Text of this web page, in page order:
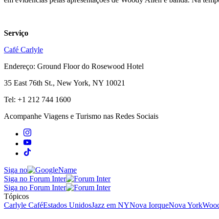
Serviço
Café Carlyle
Endereço: Ground Floor do Rosewood Hotel
35 East 76th St., New York, NY 10021
Tel: +1 212 744 1600
Acompanhe Viagens e Turismo nas Redes Sociais
Siga no
Siga no Forum Inter
Siga no Forum Inter
Tópicos
Carlyle CaféEstados UnidosJazz em NYNova IorqueNova York